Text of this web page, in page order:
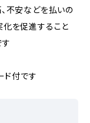
不安などを払いの
化を促進すること
す
ド付です